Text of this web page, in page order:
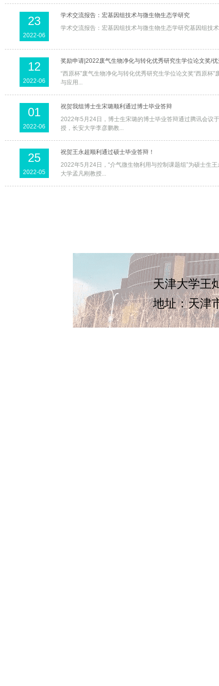
23
2022-06
学术交流报告：宏基因组技术与微生物生态学研究
学术交流报告：宏基因组技术与微生物生态学研究基因组技
12
2022-06
奖励申请|2022废气生物净化与转化优秀研究生学位论文奖/
“西原杯”废气生物净化与转化优秀研究生学位论文奖“西原杯”废气生物净化与转化优秀学生奖学金申请通知 为推动
与应用...
01
2022-06
祝贺我组博士生宋璐顺利通过博士毕业答辩
2022年5月24日，博士生宋璐的博士毕业答辩通过腾讯会议
授，长安大学李彦鹏教...
25
2022-05
祝贺王永超顺利通过硕士毕业答辩！
2022年5月24日，“介气微生物利用与控制课题组”为硕士生
大学孟凡刚教授...
天津大学王
地址：天津